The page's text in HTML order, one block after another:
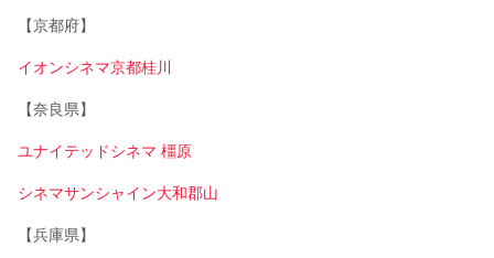
【京都府】
イオンシネマ京都桂川
【奈良県】
ユナイテッドシネマ 橿原
シネマサンシャイン大和郡山
【兵庫県】